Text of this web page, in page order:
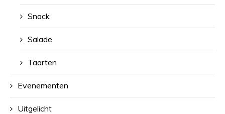
Snack
Salade
Taarten
Evenementen
Uitgelicht